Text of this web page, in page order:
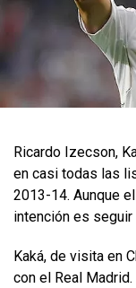
Ricardo Izecson,
en casi todas las
2013-14. Aunque
intención es seguir
Kaká, de visita en
con el Real